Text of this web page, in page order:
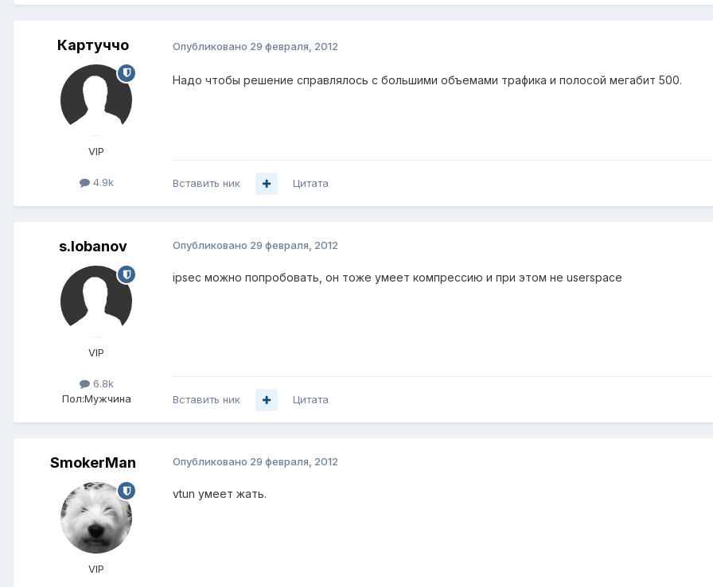
Картуччо
VIP
4.9k
Опубликовано 29 февраля, 2012
Надо чтобы решение справлялось с большими объемами трафика и полосой мегабит 500.
Вставить ник Цитата
s.lobanov
VIP
6.8k
Пол:Мужчина
Опубликовано 29 февраля, 2012
ipsec можно попробовать, он тоже умеет компрессию и при этом не userspace
Вставить ник Цитата
SmokerMan
VIP
Опубликовано 29 февраля, 2012
vtun умеет жать.